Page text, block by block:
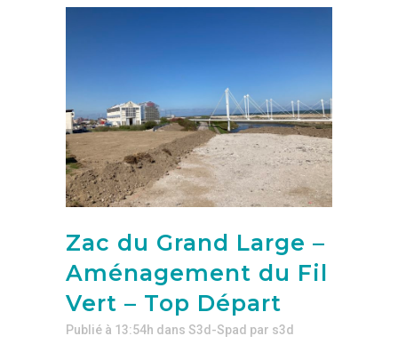
Zac du Grand Large –
Aménagement du Fil
Vert – Top Départ
Publié à 13:54h dans S3d-Spad par s3d